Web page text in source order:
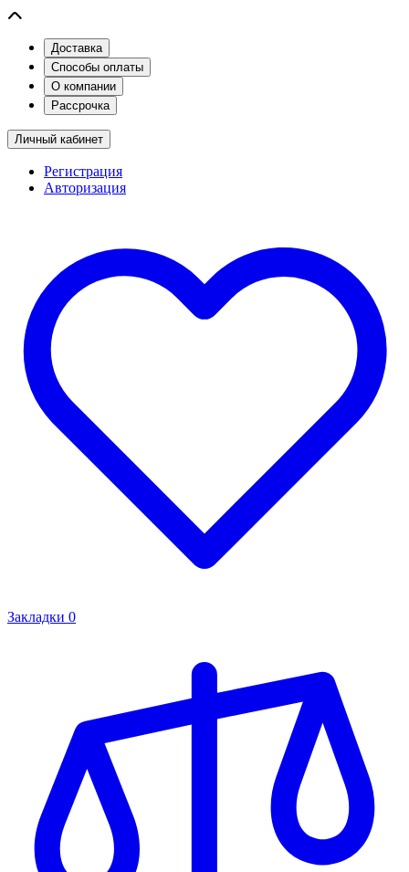
Доставка
Способы оплаты
О компании
Рассрочка
Личный кабинет
Регистрация
Авторизация
Закладки 0